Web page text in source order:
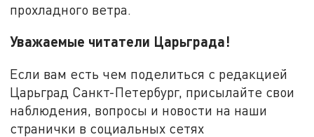
прохладного ветра.
Уважаемые читатели Царьграда!
Если вам есть чем поделиться с редакцией
Царьград Санкт-Петербург, присылайте свои
наблюдения, вопросы и новости на наши
странички в социальных сетях